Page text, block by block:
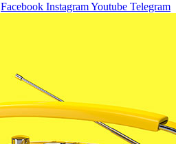
Facebook InstagramYoutube Telegram